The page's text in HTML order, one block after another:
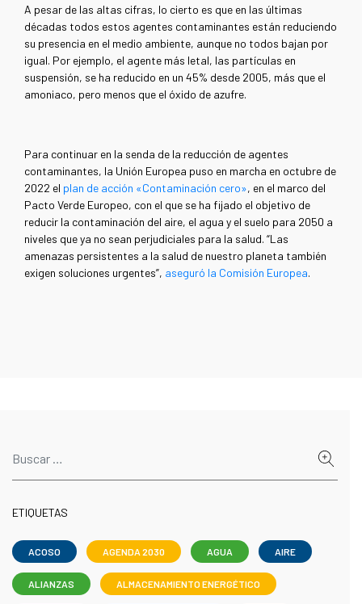
A pesar de las altas cifras, lo cierto es que en las últimas
décadas todos estos agentes contaminantes están reduciendo
su presencia en el medio ambiente, aunque no todos bajan por
igual. Por ejemplo, el agente más letal, las partículas en
suspensión, se ha reducido en un 45% desde 2005, más que el
amoniaco, pero menos que el óxido de azufre.
Para continuar en la senda de la reducción de agentes
contaminantes, la Unión Europea puso en marcha en octubre de
2022 el plan de acción «Contaminación cero», en el marco del
Pacto Verde Europeo, con el que se ha fijado el objetivo de
reducir la contaminación del aire, el agua y el suelo para 2050 a
niveles que ya no sean perjudiciales para la salud. “Las
amenazas persistentes a la salud de nuestro planeta también
exigen soluciones urgentes”, aseguró la Comisión Europea.
ETIQUETAS
ACOSO AGENDA 2030 AGUA AIRE
ALIANZAS ALMACENAMIENTO ENERGÉTICO